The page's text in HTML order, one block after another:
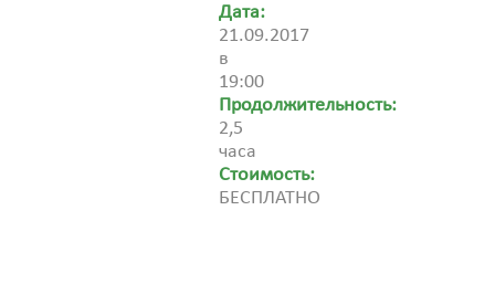
Дата:
21.09.2017
в
19:00
Продолжительность:
2,5
часа
Стоимость:
БЕСПЛАТНО